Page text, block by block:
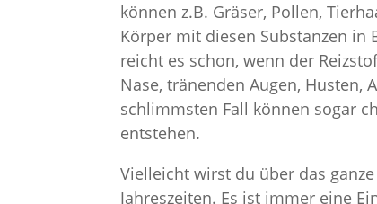
können z.B. Gräser, Pollen,
Körper mit diesen Substanzen in
reicht es schon, wenn der
Nase, tränenden Augen,
schlimmsten Fall können sogar
entstehen.
Vielleicht wirst du über das
Jahreszeiten. Es ist immer eine